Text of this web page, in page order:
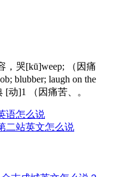
，哭[kū]weep; （因痛
blubber; laugh on the
[动]1 （因痛苦、。
语怎么说
二站英文怎么说